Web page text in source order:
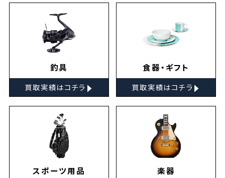
釣具
買取実績はコチラ ▸
食器・ギフト
買取実績はコチラ ▸
スポーツ用品 楽器